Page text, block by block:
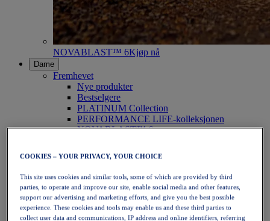
NOVABLAST™ 6Kjøp nå
Dame
Fremhevet
Nye produkter
Bestselgere
PLATINUM Collection
PERFORMANCE LIFE-kolleksjonen
NOVABLAST™ 6
Løping
Terrengløping
Tennis
Volleyball
Håndball
Padel
Netball
COOKIES – YOUR PRIVACY, YOUR CHOICE
This site uses cookies and similar tools, some of which are provided by third
parties, to operate and improve our site, enable social media and other features,
support our advertising and marketing efforts, and give you the best possible
experience. These cookies and tools may enable us and these third parties to
collect user data and communications, IP address and online identifiers, referring